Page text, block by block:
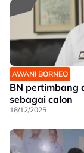
AWANI BORNEO
BN pertimbang
sebagai calon
18/12/2025